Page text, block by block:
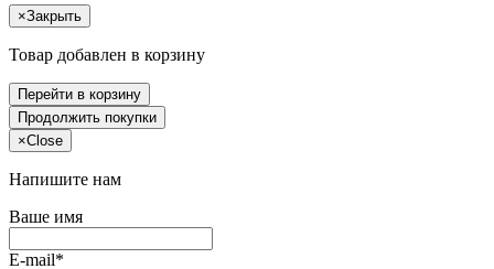
×Закрыть
Товар добавлен в корзину
Перейти в корзину
Продолжить покупки
×Close
Напишите нам
Ваше имя
E-mail*